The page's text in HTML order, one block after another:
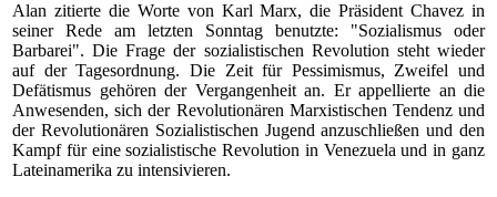
Alan zitierte die Worte von Karl Marx, die Präsident Chavez in
seiner Rede am letzten Sonntag benutzte: "Sozialismus oder
Barbarei". Die Frage der sozialistischen Revolution steht wieder
auf der Tagesordnung. Die Zeit für Pessimismus, Zweifel und
Defätismus gehören der Vergangenheit an. Er appellierte an die
Anwesenden, sich der Revolutionären Marxistischen Tendenz und
der Revolutionären Sozialistischen Jugend anzuschließen und den
Kampf für eine sozialistische Revolution in Venezuela und in ganz
Lateinamerika zu intensivieren.